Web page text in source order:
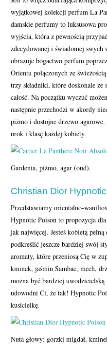
wyjątkowej kolekcji perfum La
damskie perfumy to luksusowa
wyjścia, która z pewnością
zdecydowanej i świadomej swych
obrazuje bogactwo perfum
Orientu połączonych ze
trzy składniki, które doskonale ze
całość. Na początku wyczuć
następnie przechodzi w akordy
piżmo i dostojne drzewo
urok i klasę każdej kobiety.
Gardenia, piżmo, agar (oud).
Christian Dior
Przedstawiamy orientalno-
Hypnotic Poison to propozycja
jak najwięcej. Jesteś kobietą
podkreślić jeszcze bardziej swój
aromaty, które przeniosą Cię w
kminek, jaśmin Sambac, mech,
można być bardziej
udowodni Ci, że tak! Hypnotic
kusicielkę.
Nuta głowy: gorzki migdał,